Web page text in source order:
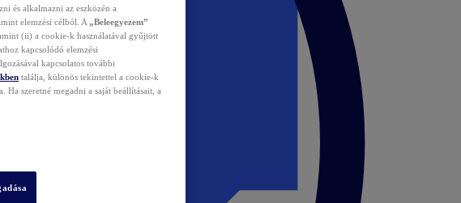
és alkalmazni az eszközén a
elemzési célból. A „Beleegyezem”
(ii) a cookie-k használatával gyűjtött
kapcsolódó elemzési
kapcsolatos további
találja, különös tekintettel a cookie-k
szeretné megadni a saját beállításait, a